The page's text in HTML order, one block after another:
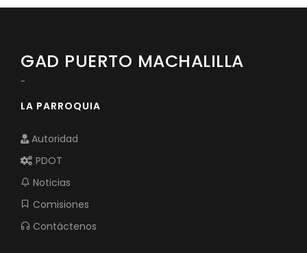
GAD PUERTO MACHALILLA
-
LA PARROQUIA
Autoridad
PDOT
Noticias
Comisiones
Contáctenos